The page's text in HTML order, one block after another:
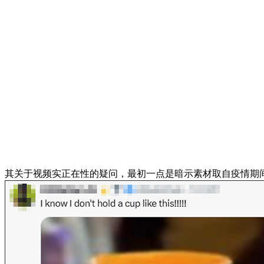
其关于视频实正在性的疑问，最初一点是暗示素材取自疫情期